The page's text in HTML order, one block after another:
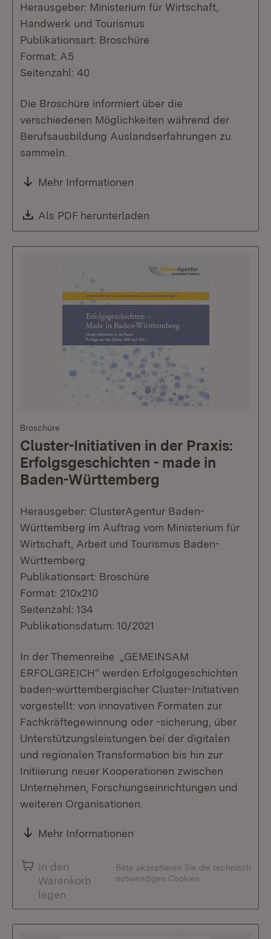
Herausgeber: Ministerium für Wirtschaft,
Handwerk und Tourismus
Publikationsart: Broschüre
Format: A5
Seitenzahl: 40
Die Broschüre informiert über die
verschiedenen Möglichkeiten während der
Berufsausbildung Auslandserfahrungen zu
sammeln.
Mehr Informationen
Download:
Als PDF herunterladen
Broschüre
Cluster-Initiativen in der Praxis:
Erfolgsgeschichten - made in
Baden-Württemberg
Herausgeber: ClusterAgentur Baden-
Württemberg im Auftrag vom Ministerium für
Wirtschaft, Arbeit und Tourismus Baden-
Württemberg
Publikationsart: Broschüre
Format: 210x210
Seitenzahl: 134
Publikationsdatum: 10/2021
In der Themenreihe „GEMEINSAM
ERFOLGREICH“ werden Erfolgsgeschichten
baden-württembergischer Cluster-Initiativen
vorgestellt: von innovativen Formaten zur
Fachkräftegewinnung oder -sicherung, über
Unterstützungsleistungen bei der digitalen
und regionalen Transformation bis hin zur
Initiierung neuer Kooperationen zwischen
Unternehmen, Forschungseinrichtungen und
weiteren Organisationen.
Mehr Informationen
In den
Warenkorb
legen
Bitte akzeptieren Sie die technisch
notwendigen Cookies